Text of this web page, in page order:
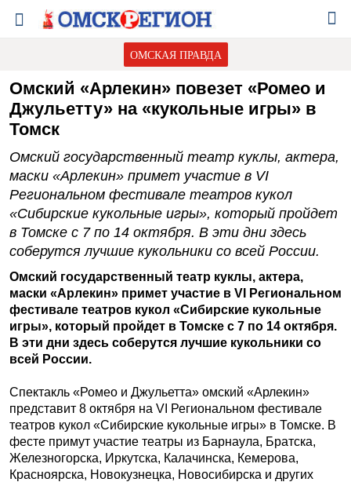
ОМСКАЯ ПРАВДА
Омский «Арлекин» повезет «Ромео и
Джульетту» на «кукольные игры» в
Томск
Омский государственный театр куклы, актера,
маски «Арлекин» примет участие в VI
Региональном фестивале театров кукол
«Сибирские кукольные игры», который пройдет
в Томске с 7 по 14 октября. В эти дни здесь
соберутся лучшие кукольники со всей России.
Омский государственный театр куклы, актера,
маски «Арлекин» примет участие в VI Региональном
фестивале театров кукол «Сибирские кукольные
игры», который пройдет в Томске с 7 по 14 октября.
В эти дни здесь соберутся лучшие кукольники со
всей России.
Спектакль «Ромео и Джульетта» омский «Арлекин»
представит 8 октября на VI Региональном фестивале
театров кукол «Сибирские кукольные игры» в Томске. В
фесте примут участие театры из Барнаула, Братска,
Железногорска, Иркутска, Калачинска, Кемерова,
Красноярска, Новокузнецка, Новосибирска и других